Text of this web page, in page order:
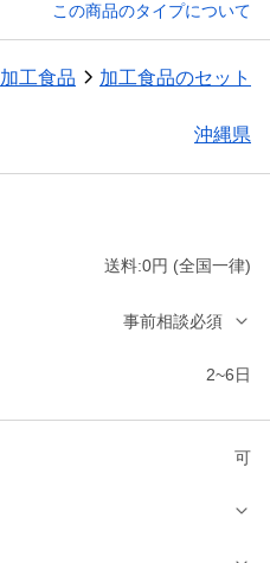
この商品のタイプについて
加工食品 加工食品のセット
沖縄県
送料:0円 (全国一律)
事前相談必須
2~6日
可